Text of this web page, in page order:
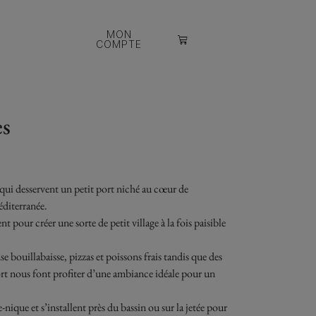
MON
COMPTE
desservent un petit port niché au cœur de
pour créer une sorte de petit village à la fois paisible
bouillabaisse, pizzas et poissons frais tandis que des
nous font profiter d’une ambiance idéale pour un
et s’installent près du bassin ou sur la jetée pour